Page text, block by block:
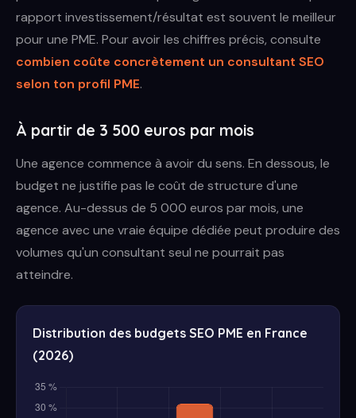
rapport investissement/résultat est souvent le meilleur
pour une PME. Pour avoir les chiffres précis, consulte
combien coûte concrètement un consultant SEO
selon ton profil PME.
À partir de 3 500 euros par mois
Une agence commence à avoir du sens. En dessous, le
budget ne justifie pas le coût de structure d'une
agence. Au-dessus de 5 000 euros par mois, une
agence avec une vraie équipe dédiée peut produire des
volumes qu'un consultant seul ne pourrait pas
atteindre.
Distribution des budgets SEO PME en France
(2026)